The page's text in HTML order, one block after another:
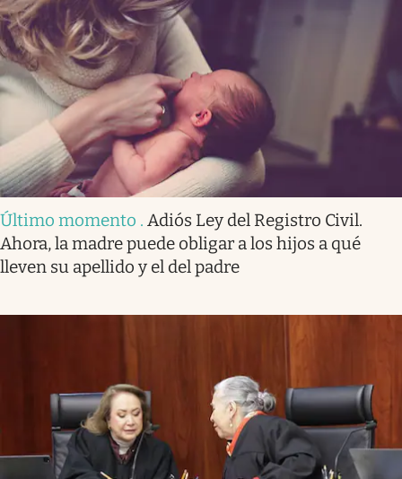
Último momento . Adiós Ley del Registro Civil.
Ahora, la madre puede obligar a los hijos a qué
lleven su apellido y el del padre